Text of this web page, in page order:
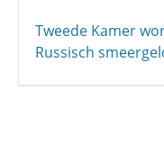
Tweede Kamer
Russisch